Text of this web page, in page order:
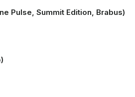
Pulse, Summit Edition, Brabus)